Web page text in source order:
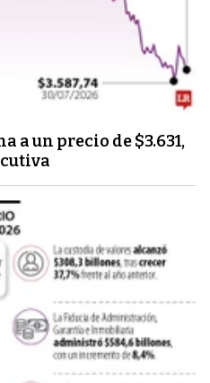
a un precio de $3.631,